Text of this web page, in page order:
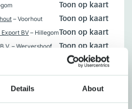
Details About
Toon op kaart
– Voorhout Toon op kaart
Export BV – HillegomToon op kaart
– Wervershoof Toon op kaart
BV Toon op kaart
– Heiloo Toon op kaart